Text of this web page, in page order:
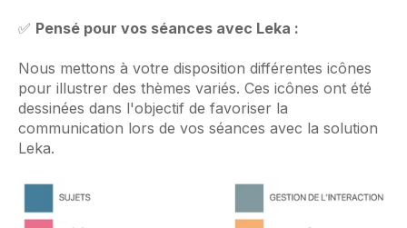
✅ Pensé pour vos séances avec Leka :
Nous mettons à votre disposition différentes icônes
pour illustrer des thèmes variés. Ces icônes ont été
dessinées dans l'objectif de favoriser la
communication lors de vos séances avec la solution
Leka.